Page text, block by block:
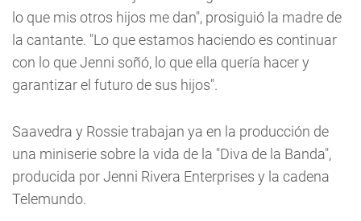
lo que mis otros hijos me dan", prosiguió la madre de
la cantante. "Lo que estamos haciendo es continuar
con lo que Jenni soñó, lo que ella quería hacer y
garantizar el futuro de sus hijos".
Saavedra y Rossie trabajan ya en la producción de
una miniserie sobre la vida de la "Diva de la Banda",
producida por Jenni Rivera Enterprises y la cadena
Telemundo.